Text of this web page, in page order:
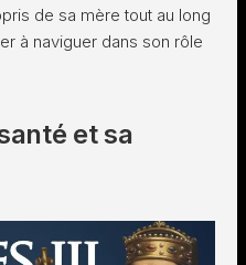
de sa mère tout au long
à naviguer dans son rôle
et sa